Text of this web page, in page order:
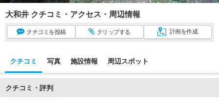
大和井 クチコミ・アクセス・周辺情報
クチコミ を投稿 クリップする 計画を作成
クチコミ 写真 施設情報 周辺スポット
クチコミ・評判